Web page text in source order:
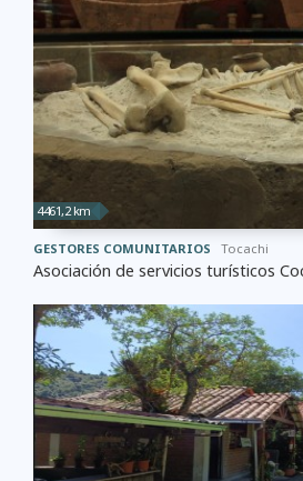
4461,2 km
GESTORES COMUNITARIOS Tocachi
Asociación de servicios turísticos